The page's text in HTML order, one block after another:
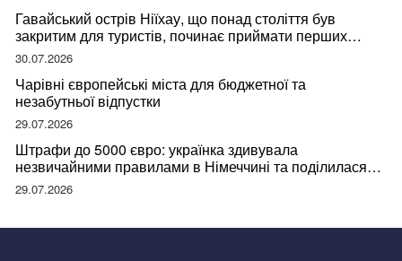
Гавайський острів Ніїхау, що понад століття був
закритим для туристів, починає приймати перших
відвідувачів
30.07.2026
Чарівні європейські міста для бюджетної та
незабутньої відпустки
29.07.2026
Штрафи до 5000 євро: українка здивувала
незвичайними правилами в Німеччині та поділилася
правдою
29.07.2026